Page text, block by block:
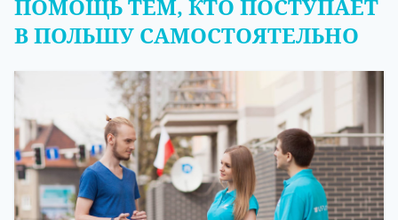
ПОМОЩЬ ТЕМ, КТО ПОСТУПАЕТ
В ПОЛЬШУ САМОСТОЯТЕЛЬНО